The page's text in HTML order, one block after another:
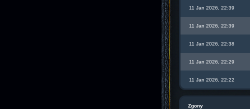
11 Jan 2026, 22:39
11 Jan 2026, 22:39
11 Jan 2026, 22:38
11 Jan 2026, 22:29
11 Jan 2026, 22:22
Zgony